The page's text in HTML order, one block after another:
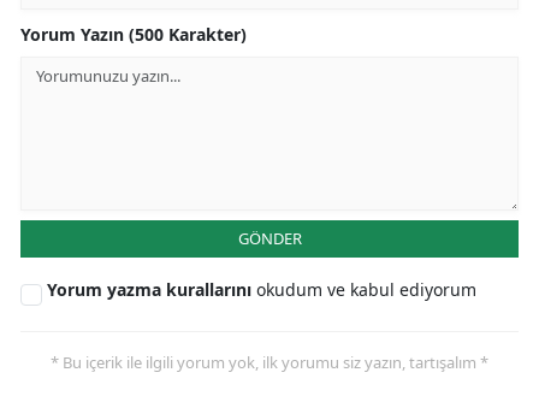
Yorum Yazın (500 Karakter)
GÖNDER
Yorum yazma kurallarını okudum ve kabul ediyorum
* Bu içerik ile ilgili yorum yok, ilk yorumu siz yazın, tartışalım *